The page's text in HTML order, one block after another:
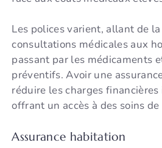
Les polices varient, allant de
consultations médicales aux
passant par les médicaments
préventifs. Avoir une
réduire les charges
offrant un accès à des soins
Assurance habitation